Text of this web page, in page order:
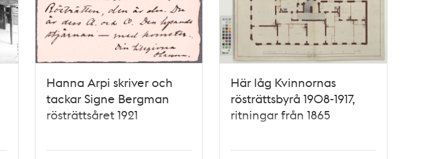
Hanna Arpi skriver och
tackar Signe Bergman
rösträttsåret 1921
Här låg Kvinnornas
rösträttsbyrå 1908-1917,
ritningar från 1865